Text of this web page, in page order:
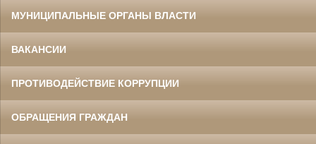
МУНИЦИПАЛЬНЫЕ ОРГАНЫ ВЛАСТИ
ВАКАНСИИ
ПРОТИВОДЕЙСТВИЕ КОРРУПЦИИ
ОБРАЩЕНИЯ ГРАЖДАН